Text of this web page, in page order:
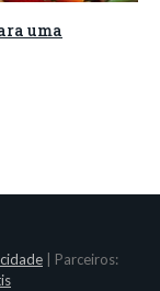
uma
| Parceiros: